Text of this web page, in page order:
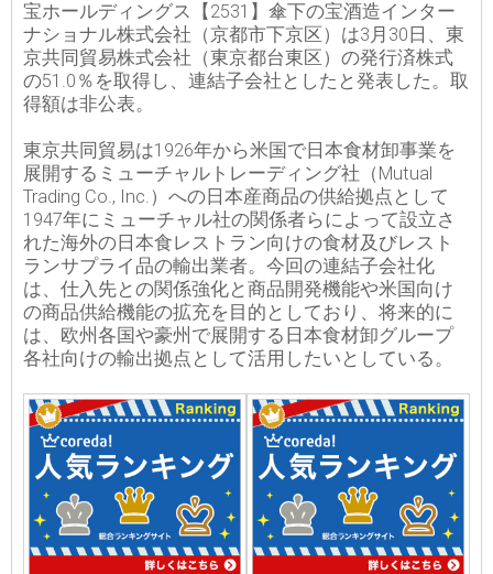
宝ホールディングス【2531】傘下の宝酒造インター
ナショナル株式会社（京都市下京区）は3月30日、東
京共同貿易株式会社（東京都台東区）の発行済株式
の51.0％を取得し、連結子会社としたと発表した。取
得額は非公表。
東京共同貿易は1926年から米国で日本食材卸事業を
展開するミューチャルトレーディング社（Mutual
Trading Co., Inc.）への日本産商品の供給拠点として
1947年にミューチャル社の関係者らによって設立さ
れた海外の日本食レストラン向けの食材及びレスト
ランサプライ品の輸出業者。今回の連結子会社化
は、仕入先との関係強化と商品開発機能や米国向け
の商品供給機能の拡充を目的としており、将来的に
は、欧州各国や豪州で展開する日本食材卸グループ
各社向けの輸出拠点として活用したいとしている。